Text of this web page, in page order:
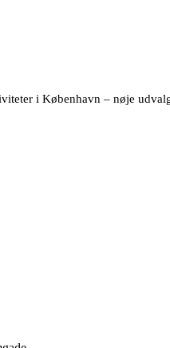
i København – nøje